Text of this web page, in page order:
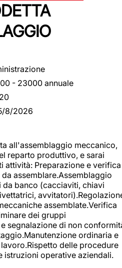
- 23000 annuale
8/2026
all'assemblaggio meccanico,
reparto produttivo, e sarai
attività: Preparazione e verifica
assemblare.Assemblaggio
banco (cacciaviti, chiavi
assemblate.Verifica
dei gruppi
segnalazione di non
ordinaria e
delle procedure
istruzioni operative aziendali.